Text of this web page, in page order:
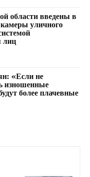
области введены в
уличного
лиц
«Если не
изношенные
более плачевные